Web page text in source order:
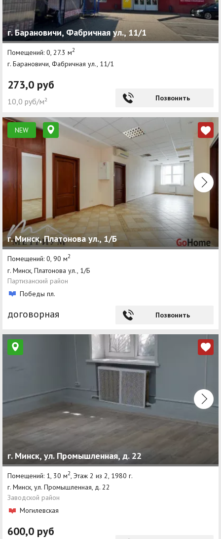
г. Барановичи, Фабричная ул., 11/1
Помещений: 0, 27.3 м2
г. Барановичи, Фабричная ул., 11/1
273,0 руб
10,0 руб/м² Позвонить
NEW
г. Минск, Платонова ул., 1/Б
Помещений: 0, 90 м2
г. Минск, Платонова ул., 1/Б
Партизанский район
Победы пл.
договорная Позвонить
г. Минск, ул. Промышленная, д. 22
Помещений: 1, 30 м2 , Этаж 2 из 2, 1980 г.
г. Минск, ул. Промышленная, д. 22
Заводской район
Могилевская
600,0 руб